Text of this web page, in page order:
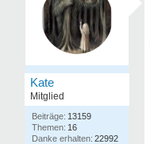
Kate
Mitglied
13159
16
22992